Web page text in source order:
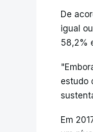
De
igual
58,2%
estudo
Em